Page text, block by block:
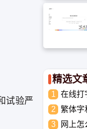
试验严
精选文
1
在线打
字正确
平测评
2
繁体字
具-繁
3
网上